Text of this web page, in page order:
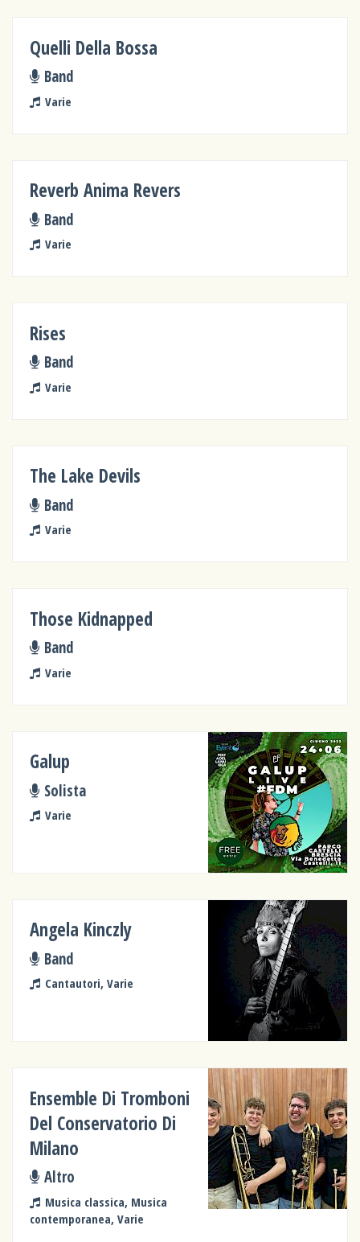
Quelli Della Bossa
Band
Varie
Reverb Anima Revers
Band
Varie
Rises
Band
Varie
The Lake Devils
Band
Varie
Those Kidnapped
Band
Varie
Galup
Solista
Varie
Angela Kinczly
Band
Cantautori, Varie
Ensemble Di Tromboni
Del Conservatorio Di
Milano
Altro
Musica classica, Musica
contemporanea, Varie